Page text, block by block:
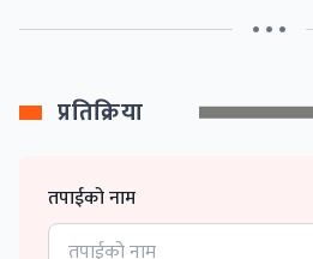
• • •
प्रतिक्रिया
तपाईको नाम